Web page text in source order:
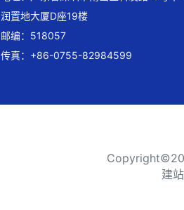
润置地大厦D座19楼
邮编：518057
传真：+86-0755-82984599
建